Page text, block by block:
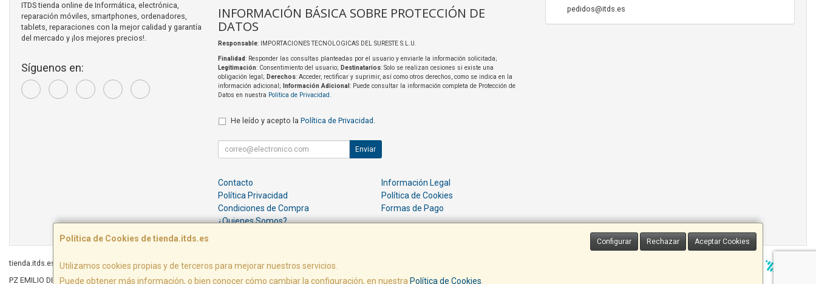
Política de Cookies de tienda.itds.es Configurar Rechazar Aceptar Cookies
Utilizamos cookies propias y de terceros para mejorar nuestros servicios.
Puede obtener más información, o bien conocer cómo cambiar la configuración, en nuestra Política de Cookies
ITDS tienda online de Informática, electrónica,
reparación móviles, smartphones, ordenadores,
tablets, reparaciones con la mejor calidad y garantía
del mercado y ¡los mejores precios!.
Síguenos en:
INFORMACIÓN BÁSICA SOBRE PROTECCIÓN DE
DATOS
Responsable: IMPORTACIONES TECNOLOGICAS DEL SURESTE S.L.U.
Finalidad: Responder las consultas planteadas por el usuario y enviarle la información solicitada;
Legitimación: Consentimiento del usuario; Destinatarios: Solo se realizan cesiones si existe una
obligación legal; Derechos: Acceder, rectificar y suprimir, así como otros derechos, como se indica en la
información adicional;
Información Adicional : Puede consultar la información completa de Protección de
Datos en nuestra Política de Privacidad.
He leído y acepto la Política de Privacidad .
Enviar
Contacto
Información Legal
Política Privacidad
Política de Cookies
Condiciones de Compra
Formas de Pago
¿Quienes Somos?
pedidos@itds.es
tienda.itds.es © 2026
PZ EMILIO DIEZ DE REVENGA, EDIF LIBERTAD LOCAL E6, 30009, MURCIA, España. - C.I.F.: B73664054 - Tfno: 968909023 -Resolución de Litigios